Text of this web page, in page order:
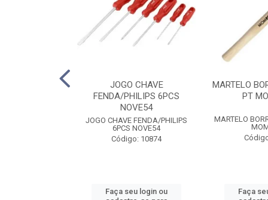
JOGO CHAVE
FENDA/PHILIPS 6PCS
NOVE54
JOGO CHAVE FENDA/PHILIPS
6PCS NOVE54
Código: 10874
Faça seu login ou
MARTELO
PT
MARTELO
Faça